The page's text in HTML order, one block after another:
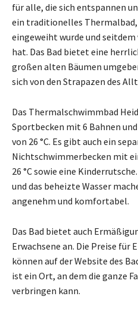
für alle, die sich entspannen
ein traditionelles Thermalbad,
eingeweiht wurde und
hat. Das Bad bietet eine
großen alten Bäumen
sich von den Strapazen des
Das Thermalschwimmbad
Sportbecken mit 6 Bahnen
von 26 °C. Es gibt auch ein
Nichtschwimmerbecken mit
26 °C sowie eine
und das beheizte Wasser
angenehm und komfortabel.
Das Bad bietet auch
Erwachsene an. Die Preise für
können auf der Website des
ist ein Ort, an dem die ganze
verbringen kann.